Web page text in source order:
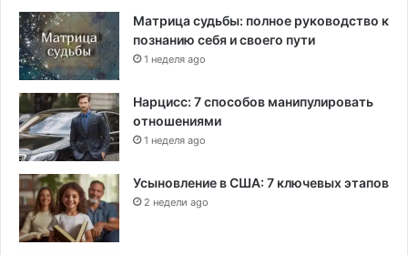
Матрица судьбы: полное руководство к
познанию себя и своего пути
1 неделя ago
Нарцисс: 7 способов манипулировать
отношениями
1 неделя ago
Усыновление в США: 7 ключевых этапов
2 недели ago